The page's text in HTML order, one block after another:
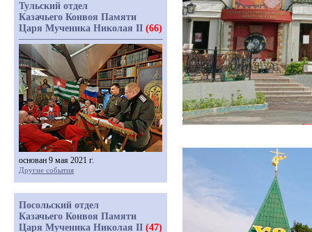
Тульский отдел
Казачьего Конвоя Памяти
Царя Мученика Николая II (66)
основан 9 мая 2021 г.
Другие события
Посольский отдел
Казачьего Конвоя Памяти
Царя Мученика Николая II (47)